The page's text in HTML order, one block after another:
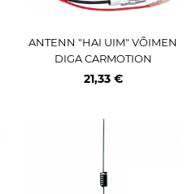
ANTENN "HAI UIM" VÕIMEN
DIGA CARMOTION
21,33 €